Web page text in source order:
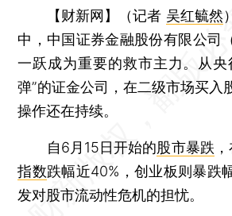
【财新网】（记者 吴红毓然
中，中国证券金融股份有限公司
一跃成为重要的救市主力。从央
弹”的证金公司，在二级市场买入
操作还在持续。
自6月15日开始的股市暴跌
指数跌幅近40%，创业板则暴跌
发对股市流动性危机的担忧。